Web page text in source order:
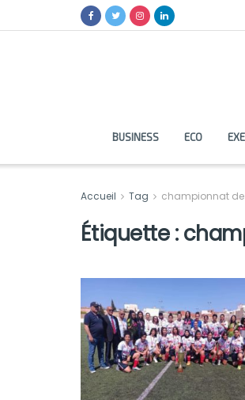
BUSINESS ECO
Accueil Tag championnat
Étiquette :